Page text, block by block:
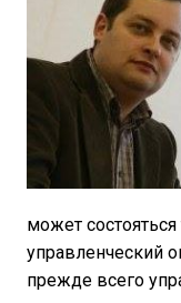
может
управленческий
прежде всего